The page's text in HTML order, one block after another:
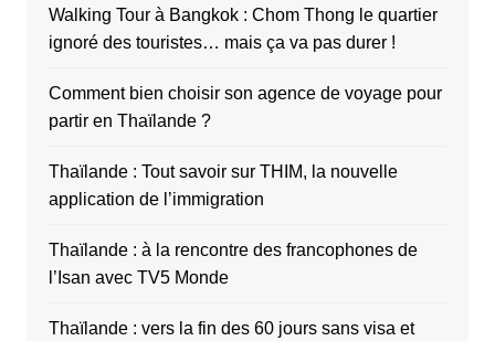
Walking Tour à Bangkok : Chom Thong le quartier
ignoré des touristes… mais ça va pas durer !
Comment bien choisir son agence de voyage pour
partir en Thaïlande ?
Thaïlande : Tout savoir sur THIM, la nouvelle
application de l’immigration
Thaïlande : à la rencontre des francophones de
l’Isan avec TV5 Monde
Thaïlande : vers la fin des 60 jours sans visa et